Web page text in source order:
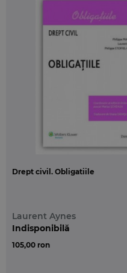
Drept civil. Obligatiile
Laurent Aynes
105,00 ron
Indisponibilă